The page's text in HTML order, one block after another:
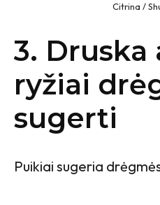
Citrina /
3. Druska
ryžiai
sugerti
Puikiai sugeria